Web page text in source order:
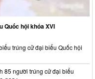
Quốc hội khóa XVI
trúng cử đại biểu Quốc hội
85 người trúng cử đại biểu